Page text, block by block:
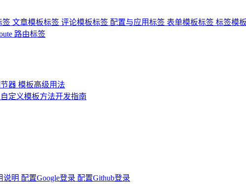
签 文章模板标签 评论模板标签 配置与应用标签 表单模板标签 标签模
路由标签
器 模板高级用法
定义模板方法开发指南
说明 配置Google登录 配置Github登录